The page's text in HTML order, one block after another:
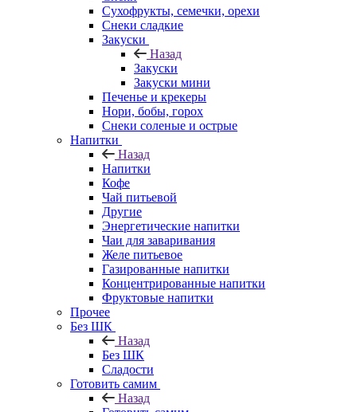
Сухофрукты, семечки, орехи
Снеки сладкие
Закуски
Назад
Закуски
Закуски мини
Печенье и крекеры
Нори, бобы, горох
Снеки соленые и острые
Напитки
Назад
Напитки
Кофе
Чай питьевой
Другие
Энергетические напитки
Чаи для заваривания
Желе питьевое
Газированные напитки
Концентрированные напитки
Фруктовые напитки
Прочее
Без ШК
Назад
Без ШК
Сладости
Готовить самим
Назад